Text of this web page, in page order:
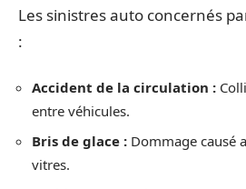
Les sinistres auto concernés
:
Accident de la circulation :
entre véhicules.
Bris de glace : Dommage causé
vitres.